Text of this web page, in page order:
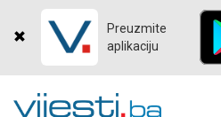
Preuzmite
aplikaciju